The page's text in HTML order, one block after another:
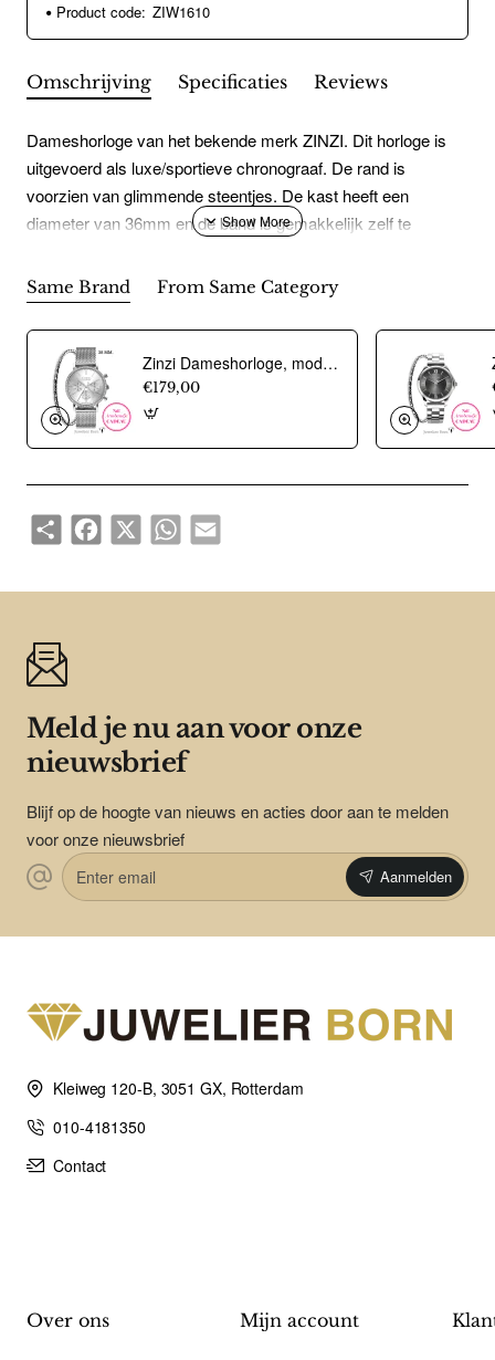
Product code: ZIW1610
Omschrijving Specificaties Reviews
Dameshorloge van het bekende merk ZINZI. Dit horloge is
uitgevoerd als luxe/sportieve chronograaf. De rand is
voorzien van glimmende steentjes. De kast heeft een
diameter van 36mm en de band is gemakkelijk zelf te
is in goudkleur. MET GRATIS EEN ARMBAND t.w.v 29,95
euro. Bij Juwelier born Rotterdam.
Same Brand From Same Category
Zinzi Dameshorloge, model Chrono ZIW1602. Zilverkleurig (36mm). Incl. gratis armbandje t.w.v Ç 29,95 - 20354
€179,00
ShareFacebook
X WhatsAppEmail
Meld je nu aan voor onze
nieuwsbrief
Blijf op de hoogte van nieuws en acties door aan te melden
voor onze nieuwsbrief
Enter
email
Aanmelden
Kleiweg 120-B, 3051 GX, Rotterdam
010-4181350
Contact
Over ons Mijn account